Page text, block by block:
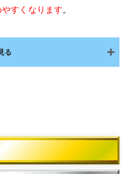
すくなります。
る